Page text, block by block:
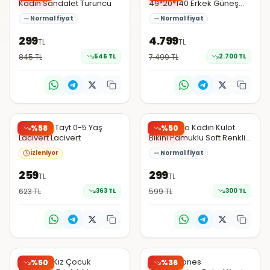
Kadın Sandalet Turuncu
Normal fiyat
299TL
845TL 546 TL
49*20*140 Erkek Güneş
Gözlüğü
Normal fiyat
4.799TL
7.499TL 2.700 TL
%58
N11
Cigit Fitilli Tayt 0-5 Yaş
Lacivert Lacivert
İzleniyor
259TL
623TL 363 TL
%50
N11
Sebatingo Kadın Külot
Bikini Pamuklu Soft Renkli 7
Li Paket
Normal fiyat
299TL
599TL 300 TL
%50
N11
DeFacto Kız Çocuk
%36
N11
Jack & Jones